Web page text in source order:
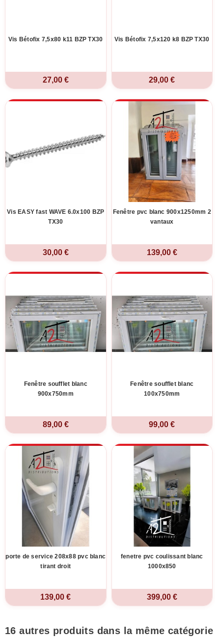
Vis Bétofix 7,5x80 k11 BZP TX30
27,00 €
Vis Bétofix 7,5x120 k8 BZP TX30
29,00 €
Vis EASY fast WAVE 6.0x100 BZP
TX30
30,00 €
Fenêtre pvc blanc 900x1250mm 2
vantaux
139,00 €
Fenêtre soufflet blanc
900x750mm
89,00 €
Fenêtre soufflet blanc
100x750mm
99,00 €
porte de service 208x88 pvc blanc
tirant droit
139,00 €
fenetre pvc coulissant blanc
1000x850
399,00 €
16 autres produits dans la même catégorie